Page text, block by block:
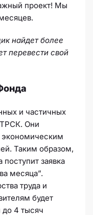
проект! Мы
найдет более
перевести свой
и частичных
ТРСК. Они
экономическим
Таким образом,
заявка
месяца”.
труда и
будет
4 тысяч